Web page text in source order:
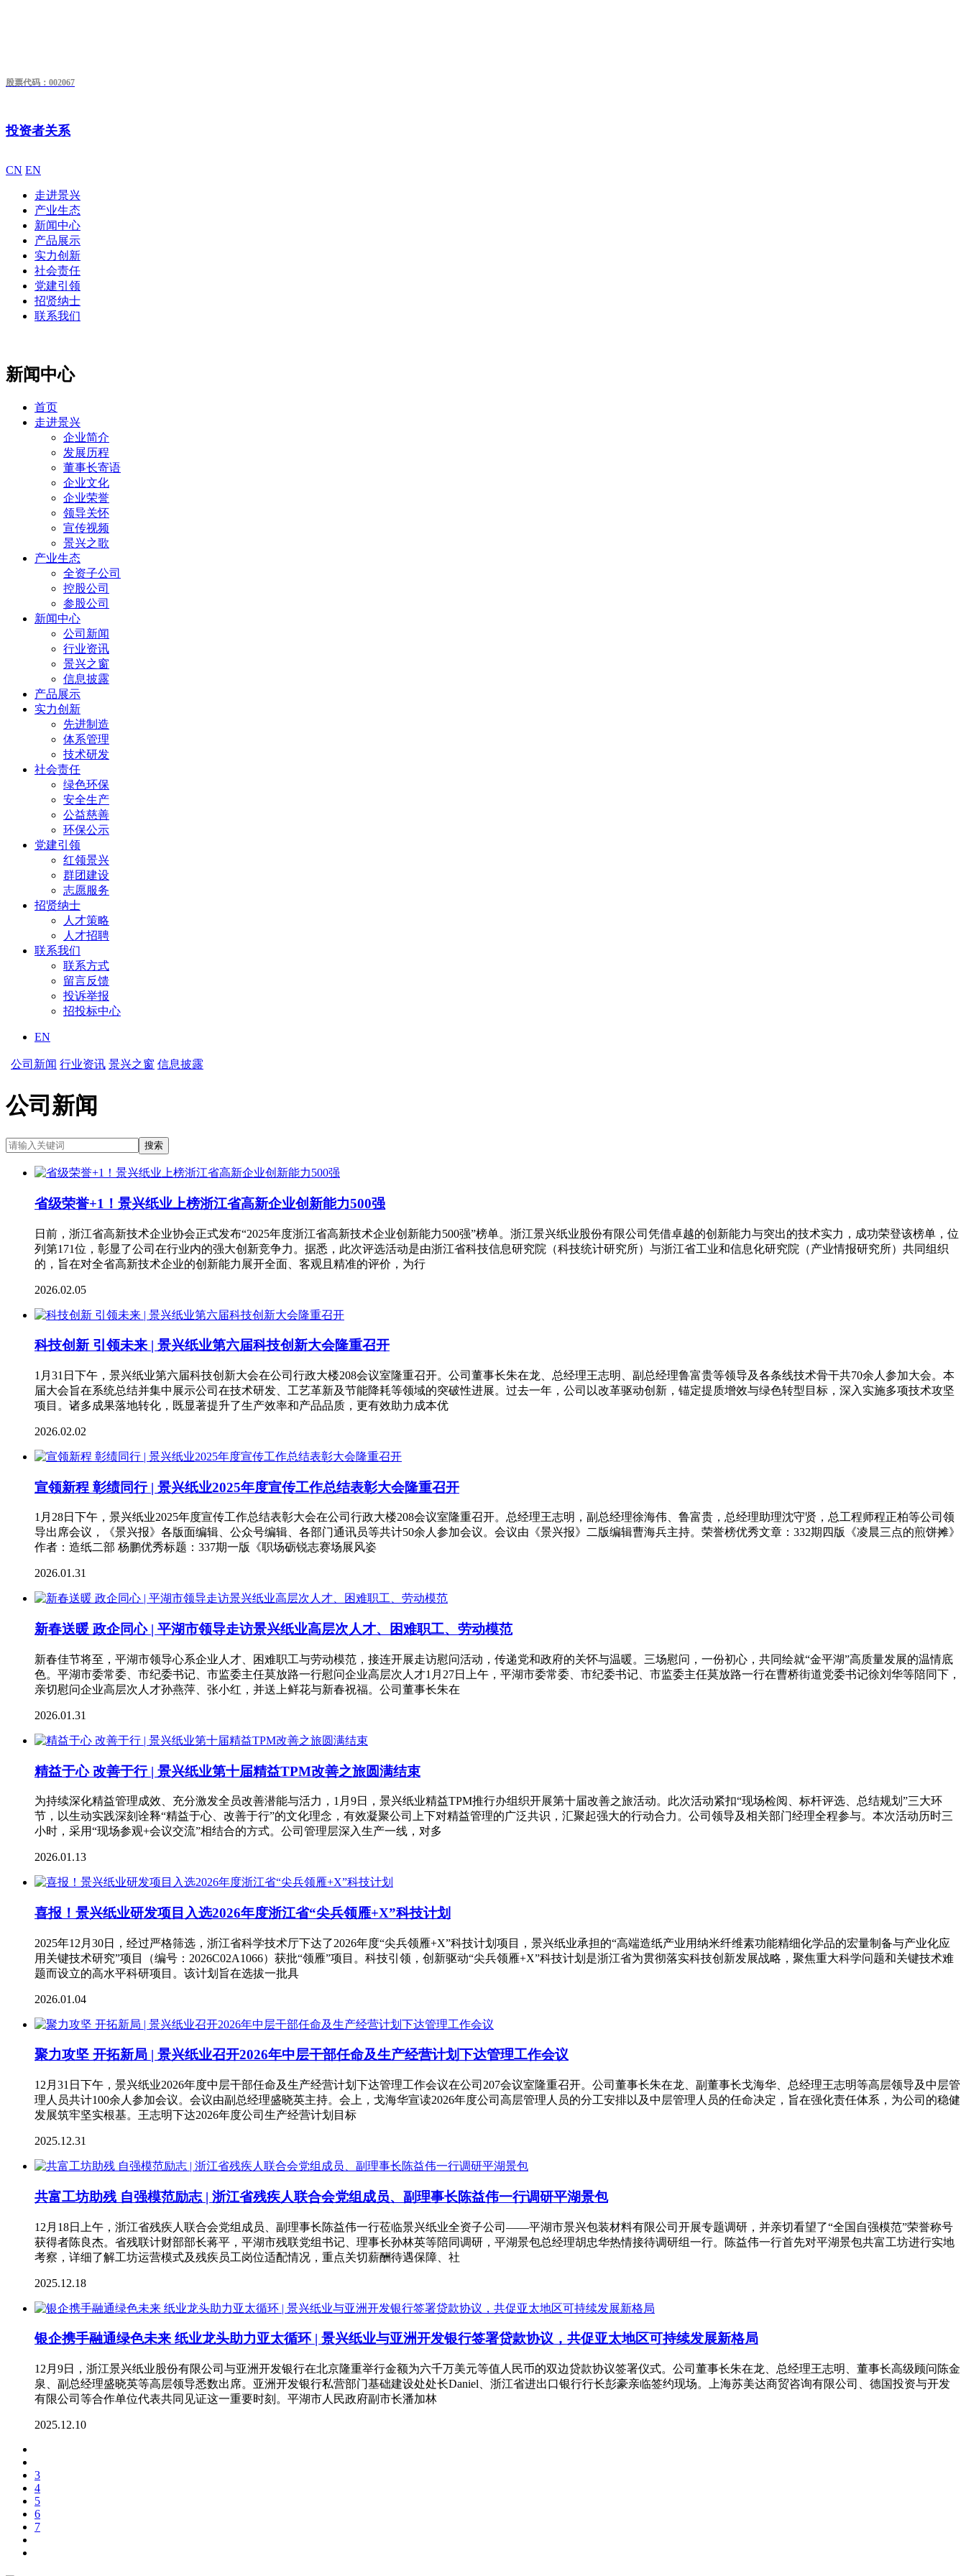
股票代码：002067
投资者关系
CN EN
走进景兴
产业生态
新闻中心
产品展示
实力创新
社会责任
党建引领
招贤纳士
联系我们
新闻中心
首页
走进景兴
企业简介
发展历程
董事长寄语
企业文化
企业荣誉
领导关怀
宣传视频
景兴之歌
产业生态
全资子公司
控股公司
参股公司
新闻中心
公司新闻
行业资讯
景兴之窗
信息披露
产品展示
实力创新
先进制造
体系管理
技术研发
社会责任
绿色环保
安全生产
公益慈善
环保公示
党建引领
红领景兴
群团建设
志愿服务
招贤纳士
人才策略
人才招聘
联系我们
联系方式
留言反馈
投诉举报
招投标中心
EN
公司新闻 行业资讯 景兴之窗 信息披露
公司新闻
省级荣誉+1！景兴纸业上榜浙江省高新企业创新能力500强
日前，浙江省高新技术企业协会正式发布“2025年度浙江省高新技术企业创新能力500强”榜单。浙江景兴纸业股份有限公司凭借卓越的创新能力与突出的技术实力，成功荣登该榜单，位
列第171位，彰显了公司在行业内的强大创新竞争力。据悉，此次评选活动是由浙江省科技信息研究院（科技统计研究所）与浙江省工业和信息化研究院（产业情报研究所）共同组织
的，旨在对全省高新技术企业的创新能力展开全面、客观且精准的评价，为行
2026.02.05
科技创新 引领未来 | 景兴纸业第六届科技创新大会隆重召开
1月31日下午，景兴纸业第六届科技创新大会在公司行政大楼208会议室隆重召开。公司董事长朱在龙、总经理王志明、副总经理鲁富贵等领导及各条线技术骨干共70余人参加大会。本
届大会旨在系统总结并集中展示公司在技术研发、工艺革新及节能降耗等领域的突破性进展。过去一年，公司以改革驱动创新，锚定提质增效与绿色转型目标，深入实施多项技术攻坚
项目。诸多成果落地转化，既显著提升了生产效率和产品品质，更有效助力成本优
2026.02.02
宣领新程 彰绩同行 | 景兴纸业2025年度宣传工作总结表彰大会隆重召开
1月28日下午，景兴纸业2025年度宣传工作总结表彰大会在公司行政大楼208会议室隆重召开。总经理王志明，副总经理徐海伟、鲁富贵，总经理助理沈守贤，总工程师程正柏等公司领
导出席会议，《景兴报》各版面编辑、公众号编辑、各部门通讯员等共计50余人参加会议。会议由《景兴报》二版编辑曹海兵主持。荣誉榜优秀文章：332期四版《凌晨三点的煎饼摊》
作者：造纸二部 杨鹏优秀标题：337期一版《职场砺锐志赛场展风姿
2026.01.31
新春送暖 政企同心 | 平湖市领导走访景兴纸业高层次人才、困难职工、劳动模范
新春佳节将至，平湖市领导心系企业人才、困难职工与劳动模范，接连开展走访慰问活动，传递党和政府的关怀与温暖。三场慰问，一份初心，共同绘就“金平湖”高质量发展的温情底
色。平湖市委常委、市纪委书记、市监委主任莫放路一行慰问企业高层次人才1月27日上午，平湖市委常委、市纪委书记、市监委主任莫放路一行在曹桥街道党委书记徐刘华等陪同下，
亲切慰问企业高层次人才孙燕萍、张小红，并送上鲜花与新春祝福。公司董事长朱在
2026.01.31
精益于心 改善于行 | 景兴纸业第十届精益TPM改善之旅圆满结束
为持续深化精益管理成效、充分激发全员改善潜能与活力，1月9日，景兴纸业精益TPM推行办组织开展第十届改善之旅活动。此次活动紧扣“现场检阅、标杆评选、总结规划”三大环
节，以生动实践深刻诠释“精益于心、改善于行”的文化理念，有效凝聚公司上下对精益管理的广泛共识，汇聚起强大的行动合力。公司领导及相关部门经理全程参与。本次活动历时三
小时，采用“现场参观+会议交流”相结合的方式。公司管理层深入生产一线，对多
2026.01.13
喜报！景兴纸业研发项目入选2026年度浙江省“尖兵领雁+X”科技计划
2025年12月30日，经过严格筛选，浙江省科学技术厅下达了2026年度“尖兵领雁+X”科技计划项目，景兴纸业承担的“高端造纸产业用纳米纤维素功能精细化学品的宏量制备与产业化应
用关键技术研究”项目（编号：2026C02A1066）获批“领雁”项目。科技引领，创新驱动“尖兵领雁+X”科技计划是浙江省为贯彻落实科技创新发展战略，聚焦重大科学问题和关键技术难
题而设立的高水平科研项目。该计划旨在选拔一批具
2026.01.04
聚力攻坚 开拓新局 | 景兴纸业召开2026年中层干部任命及生产经营计划下达管理工作会议
12月31日下午，景兴纸业2026年度中层干部任命及生产经营计划下达管理工作会议在公司207会议室隆重召开。公司董事长朱在龙、副董事长戈海华、总经理王志明等高层领导及中层管
理人员共计100余人参加会议。会议由副总经理盛晓英主持。会上，戈海华宣读2026年度公司高层管理人员的分工安排以及中层管理人员的任命决定，旨在强化责任体系，为公司的稳健
发展筑牢坚实根基。王志明下达2026年度公司生产经营计划目标
2025.12.31
共富工坊助残 自强模范励志 | 浙江省残疾人联合会党组成员、副理事长陈益伟一行调研平湖景包
12月18日上午，浙江省残疾人联合会党组成员、副理事长陈益伟一行莅临景兴纸业全资子公司——平湖市景兴包装材料有限公司开展专题调研，并亲切看望了“全国自强模范”荣誉称号
获得者陈良杰。省残联计财部部长蒋平，平湖市残联党组书记、理事长孙林英等陪同调研，平湖景包总经理胡忠华热情接待调研组一行。陈益伟一行首先对平湖景包共富工坊进行实地
考察，详细了解工坊运营模式及残疾员工岗位适配情况，重点关切薪酬待遇保障、社
2025.12.18
银企携手融通绿色未来 纸业龙头助力亚太循环 | 景兴纸业与亚洲开发银行签署贷款协议，共促亚太地区可持续发展新格局
12月9日，浙江景兴纸业股份有限公司与亚洲开发银行在北京隆重举行金额为六千万美元等值人民币的双边贷款协议签署仪式。公司董事长朱在龙、总经理王志明、董事长高级顾问陈金
泉、副总经理盛晓英等高层领导悉数出席。亚洲开发银行私营部门基础建设处处长Daniel、浙江省进出口银行行长彭豪亲临签约现场。上海苏美达商贸咨询有限公司、德国投资与开发
有限公司等合作单位代表共同见证这一重要时刻。平湖市人民政府副市长潘加林
2025.12.10
3
4
5
6
7